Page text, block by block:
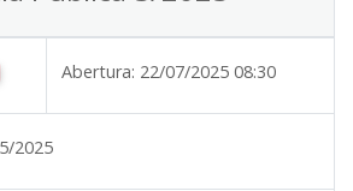
Abertura: 22/07/2025 08:30
2025